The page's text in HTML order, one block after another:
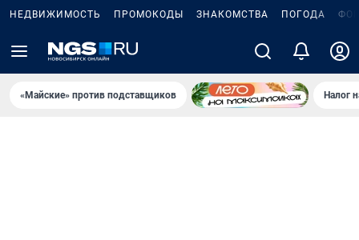
НЕДВИЖИМОСТЬ ПРОМОКОДЫ ЗНАКОМСТВА ПОГОДА
«Майские» против подставщиков Налог